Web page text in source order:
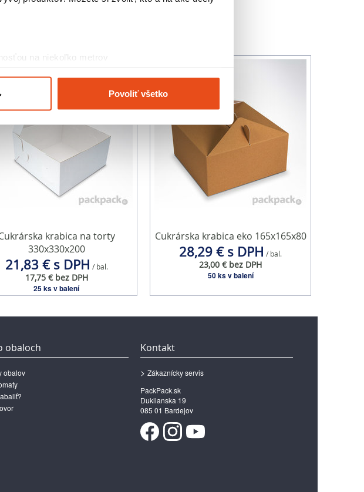
na niekoľko metrov
cookie.
a analýzu návštevnosti používame súbory
aj našim partnerom v oblasti sociálnych
s ďalšími údajmi, ktoré ste im poskytli
Povoliť všetko
krabica na torty
330x330x200
21,83 € s DPH / bal.
17,75 € bez DPH
25 ks v balení
Cukrárska krabica eko 165x165x80
28,29 € s DPH / bal.
23,00 € bez DPH
50 ks v balení
obaloch
obalov
Kontakt
Zákaznícky servis
PackPack.sk
Duklianska 19
085 01 Bardejov